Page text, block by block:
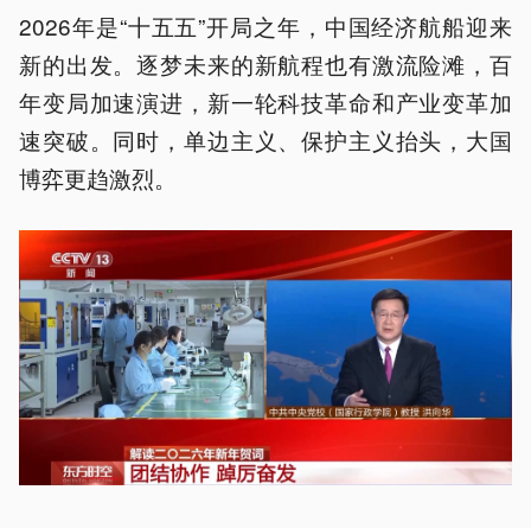
2026年是“十五五”开局之年，中国经济航船迎来
新的出发。逐梦未来的新航程也有激流险滩，百
年变局加速演进，新一轮科技革命和产业变革加
速突破。同时，单边主义、保护主义抬头，大国
博弈更趋激烈。